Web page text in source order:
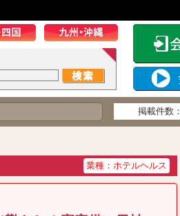
掲載件数：
業種：ホテルヘルス